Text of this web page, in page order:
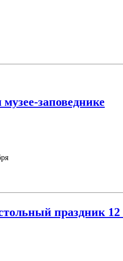
заповеднике
праздник 12